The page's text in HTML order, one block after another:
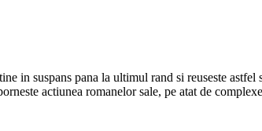
in suspans pana la ultimul rand si reuseste
actiunea romanelor sale, pe atat de